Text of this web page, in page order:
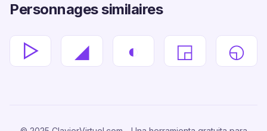
Personnages similaires
▷ ◢ ◐ ◲ ◵